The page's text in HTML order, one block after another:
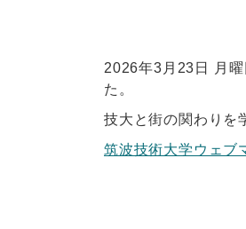
2026年3月23日 月
た。
技大と街の関わりを
筑波技術大学ウェブ